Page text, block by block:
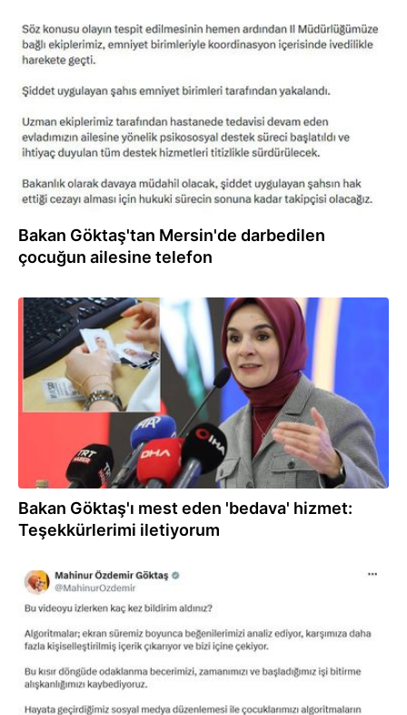
01.08.2026
Bakan Göktaş'tan Mersin'de darbedilen
çocuğun ailesine telefon
27.07.2026
Bakan Göktaş'ı mest eden 'bedava' hizmet:
Teşekkürlerimi iletiyorum
24.07.2026